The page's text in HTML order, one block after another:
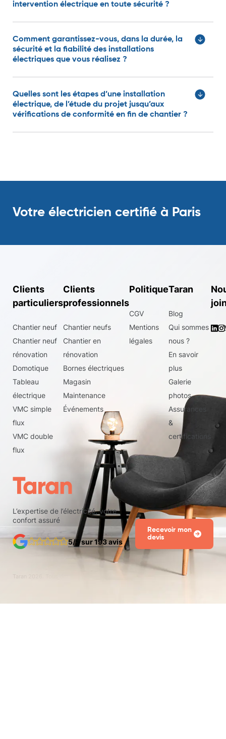
Joanna S. D.
Fabienne P.
intervention électrique en toute sécurité ?
Comment garantissez-vous, dans la durée, la
sécurité et la fiabilité des installations
électriques que vous réalisez ?
Quelles sont les étapes d’une installation
électrique, de l’étude du projet jusqu’aux
vérifications de conformité en fin de chantier ?
Votre électricien certifié à Paris
Clients
particuliers
Chantier neuf
Chantier neuf
rénovation
Domotique
Tableau
électrique
VMC simple
flux
VMC double
flux
Clients
professionnels
Chantier neufs
Chantier en
rénovation
Bornes électriques
Magasin
Maintenance
Événements
Politique
CGV
Mentions
légales
Taran
Blog
Qui sommes
nous ?
En savoir
plus
Galerie
photos
Assurances
&
certifications
L’expertise de l’électricité, votre
confort assuré
5/5 sur 193 avis
Recevoir mon
devis